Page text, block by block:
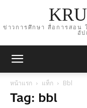
ข่าวการศึกษา สื่อการสอน
อัป
หน้าแรก แท็ก Bbl
Tag: bbl